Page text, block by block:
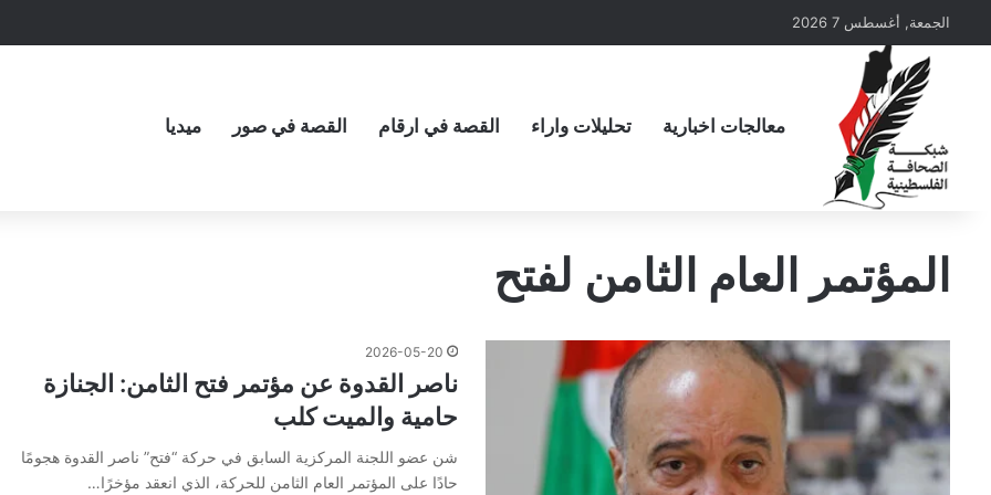
الجمعة, أغسطس 7 2026
معالجات اخبارية تحليلات واراء القصة في ارقام القصة في صور ميديا
المؤتمر العام الثامن لفتح
2026-05-20
ناصر القدوة عن مؤتمر فتح الثامن: الجنازة
حامية والميت كلب
شن عضو اللجنة المركزية السابق في حركة “فتح” ناصر القدوة هجومًا
حادًا على المؤتمر العام الثامن للحركة، الذي انعقد مؤخرًا…